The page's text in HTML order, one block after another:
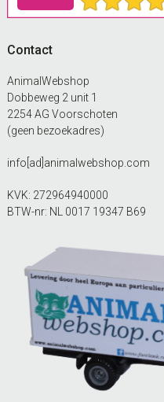
Contact
AnimalWebshop
Dobbeweg 2 unit 1
2254 AG Voorschoten
(geen bezoekadres)
info[ad]animalwebshop.com
KVK: 272964940000
BTW-nr: NL 0017 19347 B69